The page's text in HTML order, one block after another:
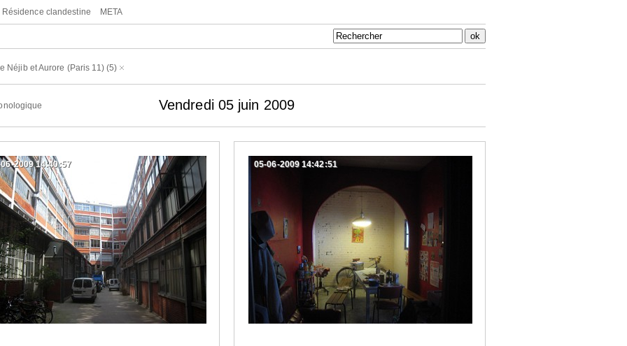
Résidence clandestine META
Néjib et Aurore (Paris 11)(5)
Vendredi 05 juin 2009
2009 14:40:57 05-06-2009 14:42:51